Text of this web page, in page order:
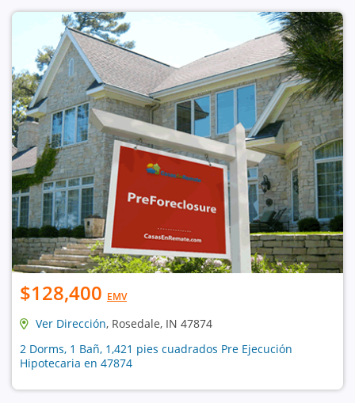
$128,400 EMV
Ver Dirección, Rosedale, IN 47874
2 Dorms, 1 Bañ, 1,421 pies cuadrados Pre Ejecución
Hipotecaria en 47874